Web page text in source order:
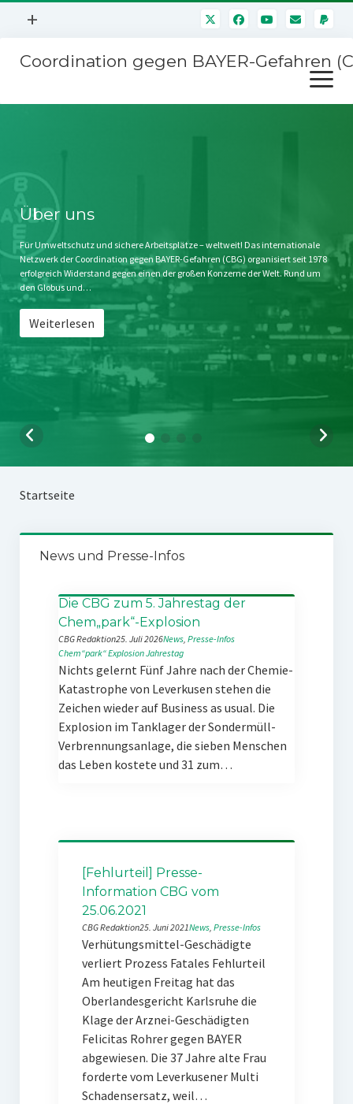
Menü
+
Mitmachen
Kontakt
Impressum
Störfälle
Coordination gegen BAYER-Gefahren
Menü
öffnen
Stichwort BAYER
Jahrestagung
SPENDEN
Über uns
Für Umweltschutz und sichere Arbeitsplätze – weltweit! Das internationale
Netzwerk der Coordination gegen BAYER-Gefahren (CBG) organisiert seit 1978
erfolgreich Widerstand gegen einen der großen Konzerne der Welt. Rund um
den Globus und…
Weiterlesen
Startseite
News und Presse-Infos
Die CBG zum 5. Jahrestag der
Chem„park“-Explosion
CBG Redaktion25. Juli 2026News, Presse-Infos
Chem“park“ExplosionJahrestag
Nichts gelernt Fünf Jahre nach der Chemie-
Katastrophe von Leverkusen stehen die
Zeichen wieder auf Business as usual. Die
Explosion im Tanklager der Sondermüll-
Verbrennungsanlage, die sieben Menschen
das Leben kostete und 31 zum…
[Fehlurteil] Presse-
Information CBG vom
25.06.2021
CBG Redaktion25. Juni 2021News, Presse-Infos
Verhütungsmittel-Geschädigte
verliert Prozess Fatales Fehlurteil
Am heutigen Freitag hat das
Oberlandesgericht Karlsruhe die
Klage der Arznei-Geschädigten
Felicitas Rohrer gegen BAYER
abgewiesen. Die 37 Jahre alte Frau
forderte vom Leverkusener Multi
Schadensersatz, weil…